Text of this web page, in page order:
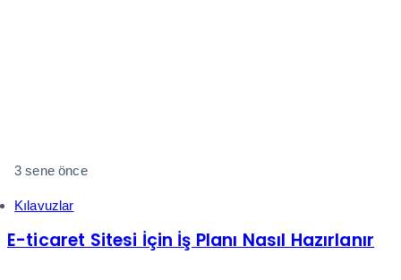
3 sene önce
Kılavuzlar
E-ticaret Sitesi İçin İş Planı Nasıl Hazırlanır